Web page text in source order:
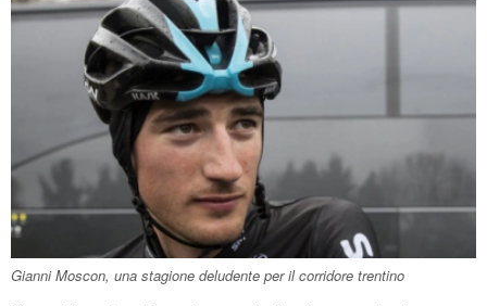
Gianni Moscon, una stagione deludente per il corridore trentino